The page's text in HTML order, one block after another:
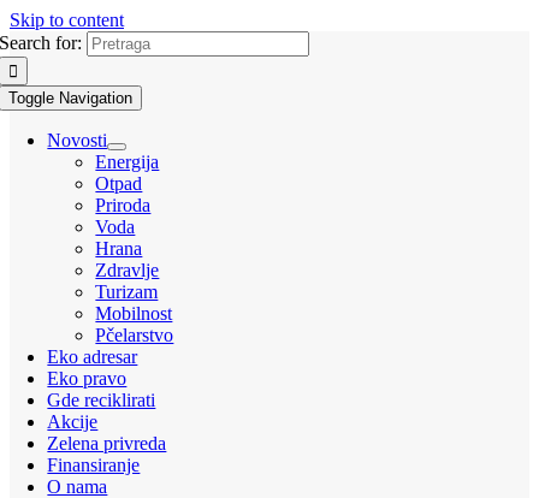
Skip to content
Search for:
Toggle Navigation
Novosti
Energija
Otpad
Priroda
Voda
Hrana
Zdravlje
Turizam
Mobilnost
Pčelarstvo
Eko adresar
Eko pravo
Gde reciklirati
Akcije
Zelena privreda
Finansiranje
O nama